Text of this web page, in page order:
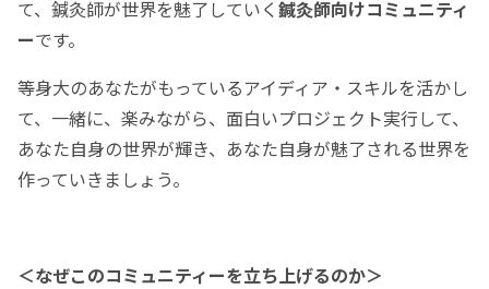
て、鍼灸師が世界を魅了していく 鍼灸師向けコミュニティ
ーです。
等身大のあなたがもっているアイディア・スキルを活かし
て、一緒に、楽みながら、面白いプロジェクト実行して、
あなた自身の世界が輝き、あなた自身が魅了される世界を
作っていきましょう。
＜なぜこのコミュニティーを立ち上げるのか＞